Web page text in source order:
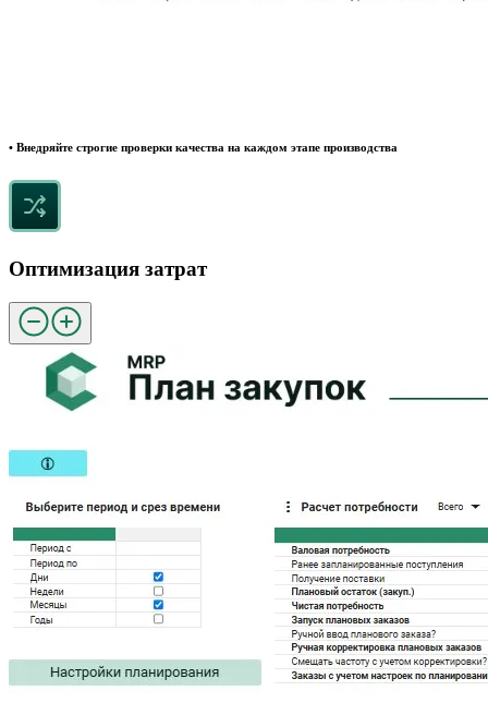
• Внедряйте строгие проверки качества на каждом этапе производства
Оптимизация затрат